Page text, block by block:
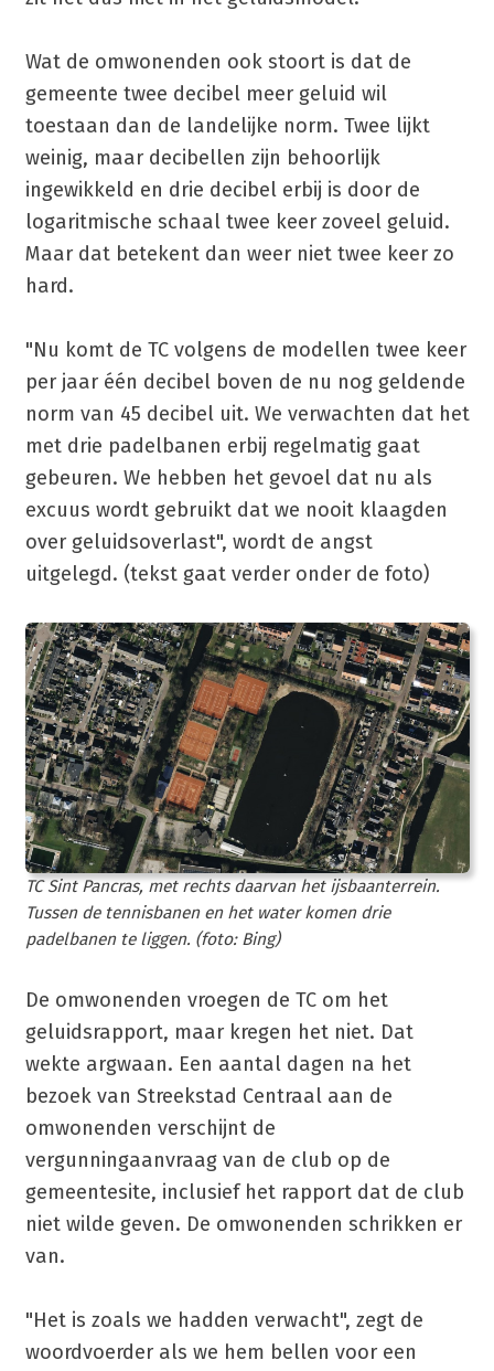
Wat de omwonenden ook stoort is dat de
gemeente twee decibel meer geluid wil
toestaan dan de landelijke norm. Twee lijkt
weinig, maar decibellen zijn behoorlijk
ingewikkeld en drie decibel erbij is door de
logaritmische schaal twee keer zoveel geluid.
Maar dat betekent dan weer niet twee keer zo
hard.
"Nu komt de TC volgens de modellen twee keer
per jaar één decibel boven de nu nog geldende
norm van 45 decibel uit. We verwachten dat het
met drie padelbanen erbij regelmatig gaat
gebeuren. We hebben het gevoel dat nu als
excuus wordt gebruikt dat we nooit klaagden
over geluidsoverlast", wordt de angst
uitgelegd. (tekst gaat verder onder de foto)
TC Sint Pancras, met rechts daarvan het ijsbaanterrein.
Tussen de tennisbanen en het water komen drie
padelbanen te liggen. (foto: Bing)
De omwonenden vroegen de TC om het
geluidsrapport, maar kregen het niet. Dat
wekte argwaan. Een aantal dagen na het
bezoek van Streekstad Centraal aan de
omwonenden verschijnt de
vergunningaanvraag van de club op de
gemeentesite, inclusief het rapport dat de club
niet wilde geven. De omwonenden schrikken er
van.
"Het is zoals we hadden verwacht", zegt de
woordvoerder als we hem bellen voor een